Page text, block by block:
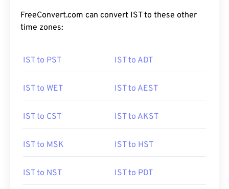
FreeConvert.com can convert IST to these other
time zones:
IST to PST IST to ADT
IST to WET IST to AEST
IST to CST IST to AKST
IST to MSK IST to HST
IST to NST IST to PDT